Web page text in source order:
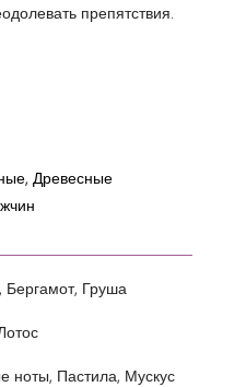
препятствия.
Древесные
Бергамот, Груша
ноты, Пастила, Мускус